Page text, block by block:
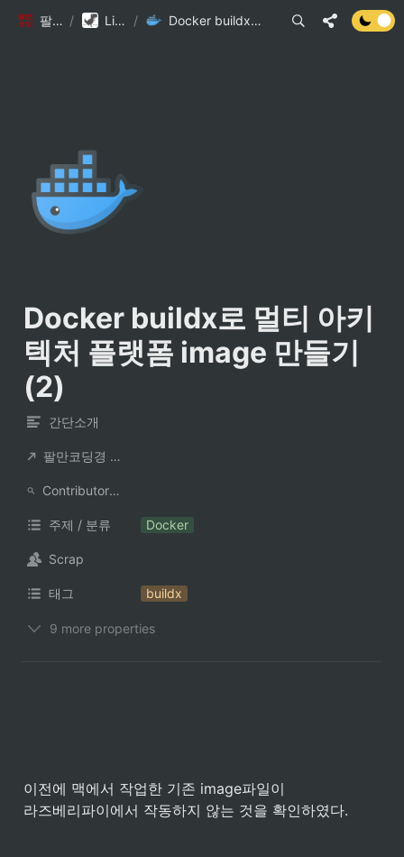
팔만코딩경 / Library DB / Docker buildx로 멀티 아키텍처 플랫폼 image 만들기(2)
Docker buildx로 멀티 아키
텍처 플랫폼 image 만들기
(2)
간단소개
팔만코딩경 컨트리뷰터
ContributorNotionAccount
주제 / 분류 Docker
Scrap
태그 buildx
9 more properties
이전에 맥에서 작업한 기존 image파일이
라즈베리파이에서 작동하지 않는 것을 확인하였다.